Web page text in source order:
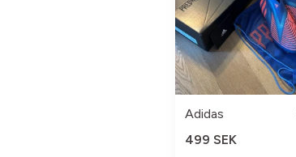
Adidas
499 SEK